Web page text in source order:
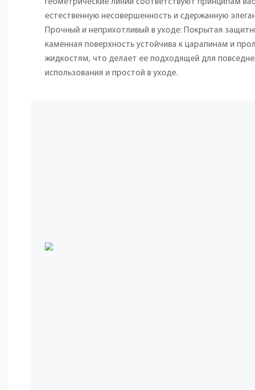
естественную несовершенность и сдержанную
Прочный и неприхотливый в уходе: Покрытая
каменная поверхность устойчива к царапинам и
жидкостям, что делает ее подходящей для
использования и простой в уходе.